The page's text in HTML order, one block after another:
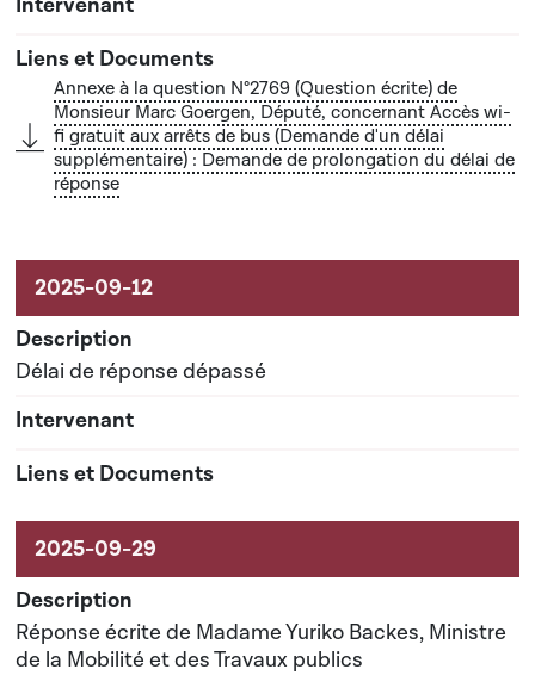
Annexe à la question N°2769 (Question écrite) de
Monsieur Marc Goergen, Député, concernant Accès wi-
fi gratuit aux arrêts de bus (Demande d'un délai
supplémentaire) : Demande de prolongation du délai de
réponse
Délai de réponse dépassé
Réponse écrite de Madame Yuriko Backes, Ministre
de la Mobilité et des Travaux publics